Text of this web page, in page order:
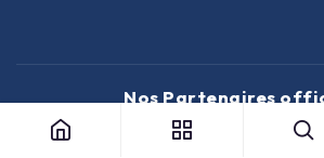
Nos Partenaires